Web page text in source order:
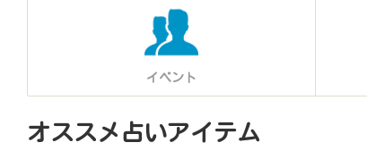
イベント
オススメ占いアイテム